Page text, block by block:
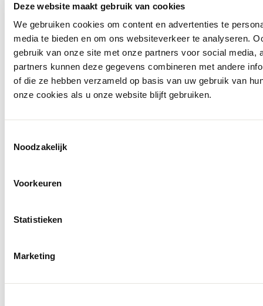
Deze website maakt gebruik van cookies
We gebruiken cookies om content en advertenties te
media te bieden en om ons websiteverkeer te analyseren.
gebruik van onze site met onze partners voor social media,
partners kunnen deze gegevens combineren met andere
of die ze hebben verzameld op basis van uw gebruik van
onze cookies als u onze website blijft gebruiken.
Noodzakelijk
Voorkeuren
Statistieken
Marketing